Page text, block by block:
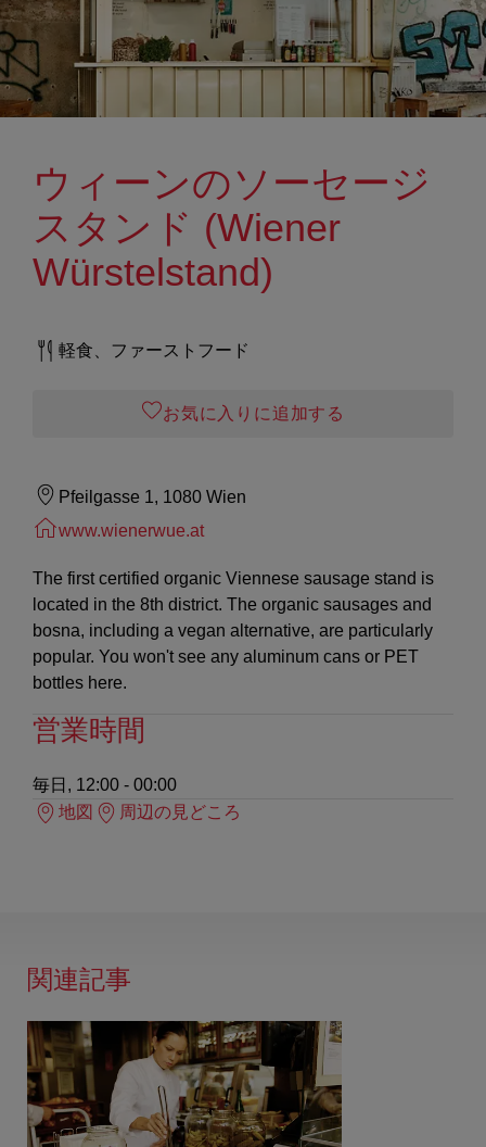
ウィーンのソーセージ
スタンド (Wiener
Würstelstand)
軽食、ファーストフード
お気に入りに追加する
Pfeilgasse 1, 1080 Wien
www.wienerwue.at
The first certified organic Viennese sausage stand is
located in the 8th district. The organic sausages and
bosna, including a vegan alternative, are particularly
popular. You won't see any aluminum cans or PET
bottles here.
営業時間
毎日, 12:00 - 00:00
地図
周辺の見どころ
関連記事